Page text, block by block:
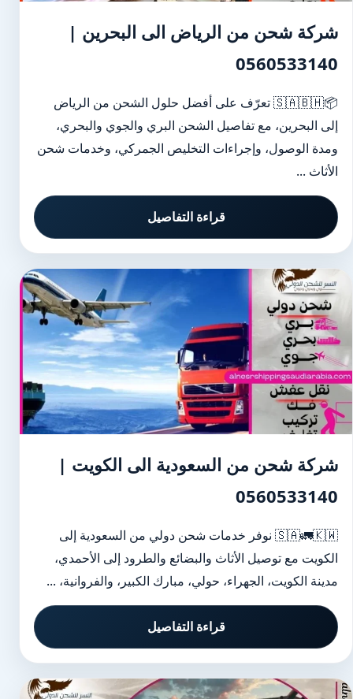
شركة شحن من الرياض الى البحرين |
0560533140
📦🇸🇦🇧🇭 تعرّف على أفضل حلول الشحن من الرياض
إلى البحرين، مع تفاصيل الشحن البري والجوي والبحري،
ومدة الوصول، وإجراءات التخليص الجمركي، وخدمات شحن
الأثاث ...
قراءة التفاصيل
شركة شحن من السعودية الى الكويت |
0560533140
🇸🇦🚛🇰🇼 نوفر خدمات شحن دولي من السعودية إلى
الكويت مع توصيل الأثاث والبضائع والطرود إلى الأحمدي،
مدينة الكويت، الجهراء، حولي، مبارك الكبير، والفروانية، ...
قراءة التفاصيل